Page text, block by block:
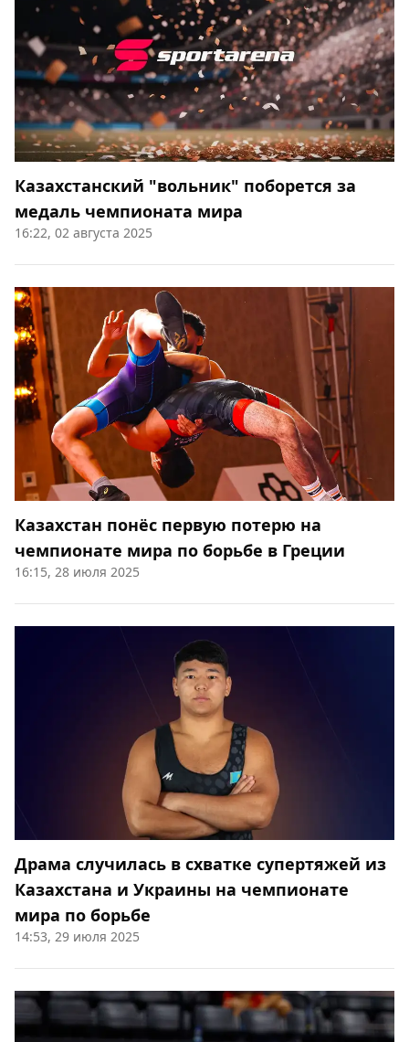
Казахстанский "вольник" поборется за
медаль чемпионата мира
16:22, 02 августа 2025
Казахстан понёс первую потерю на
чемпионате мира по борьбе в Греции
16:15, 28 июля 2025
Драма случилась в схватке супертяжей из
Казахстана и Украины на чемпионате
мира по борьбе
14:53, 29 июля 2025